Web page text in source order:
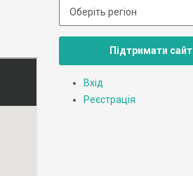
Підтримати сайт
Вхід
Реєстрація